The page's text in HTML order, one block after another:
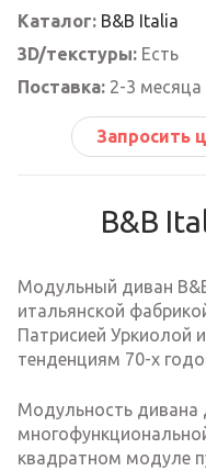
Каталог: B&B Italia
3D/текстуры: Есть
Поставка: 2-3 месяца
Запросить
B&B
Модульный диван
итальянской
Патрисией Уркиолой
тенденциям 70-х
Модульность дивана
квадратном модуле